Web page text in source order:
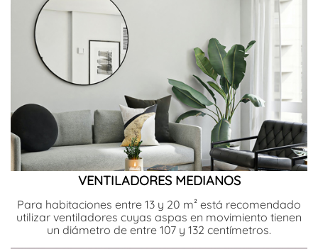
VENTILADORES MEDIANOS
Para habitaciones entre 13 y 20 m² está recomendado
utilizar ventiladores cuyas aspas en movimiento tienen
un diámetro de entre 107 y 132 centímetros.